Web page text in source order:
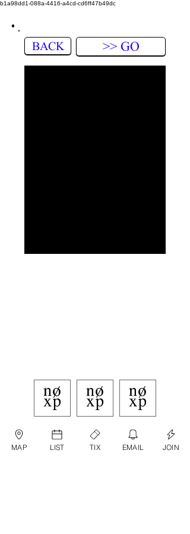
b1a98dd1-088a-4416-a4cd-cd6ff47b49dc
BACK >> GO
MAP LIST TIX EMAIL JOIN